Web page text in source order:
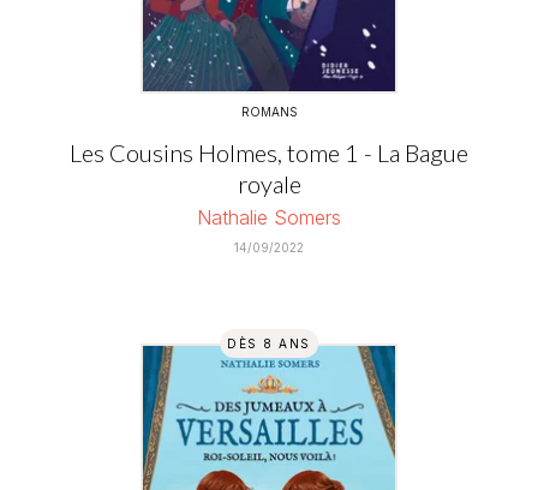
ROMANS
Les Cousins Holmes, tome 1 - La Bague
royale
Nathalie Somers
14/09/2022
DÈS 8 ANS